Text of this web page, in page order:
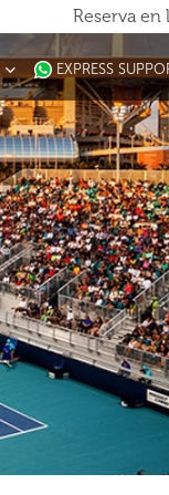
Reserva
EXPRESS